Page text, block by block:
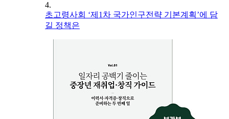
4.
초고령사회 ‘제1차 국가인구전략 기본계획’에 담
길 정책은